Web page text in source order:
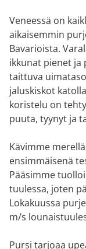
Veneessä on
aikaisemmin
Bavarioista.
ikkunat pienet ja
taittuva
jaluskiskot
koristelu on
puuta, tyynyt ja
Kävimme
ensimmäisenä
Pääsimme
tuulessa, joten
Lokakuussa
m/s
Pursi tarjoaa